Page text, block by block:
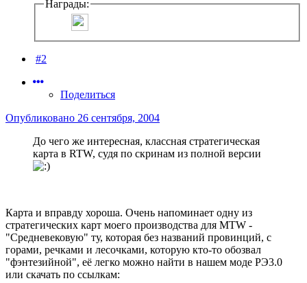
Награды:
#2
Поделиться
Опубликовано 26 сентября, 2004
До чего же интересная, классная стратегическая
карта в RTW, судя по скринам из полной версии
Карта и вправду хороша. Очень напоминает одну из
стратегических карт моего производства для MTW -
"Средневековую" ту, которая без названий провинций, с
горами, речками и лесочками, которую кто-то обозвал
"фэнтезийной", её легко можно найти в нашем моде РЭ3.0
или скачать по ссылкам: